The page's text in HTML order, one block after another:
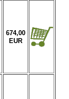
674,00
EUR